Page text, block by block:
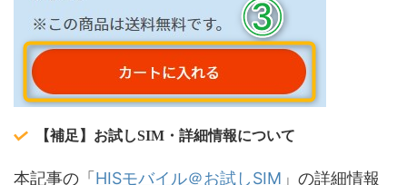
【補足】お試しSIM・詳細情報について
本記事の「 HISモバイル＠お試しSIM 」の詳細情報